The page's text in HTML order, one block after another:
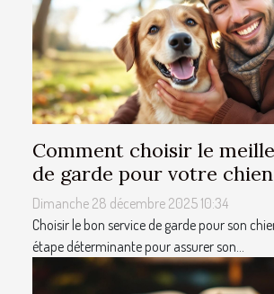
Comment choisir le
de garde pour votre
Dimanche 28 décembre 2025 10:34
Choisir le bon service de garde pour son
étape déterminante pour assurer son...